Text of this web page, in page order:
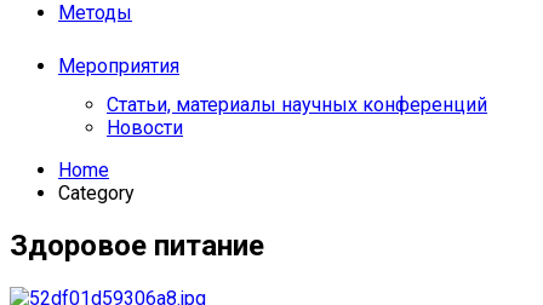
Методы
Мероприятия
Статьи, материалы научных конференций
Новости
Home
Category
Здоровое питание